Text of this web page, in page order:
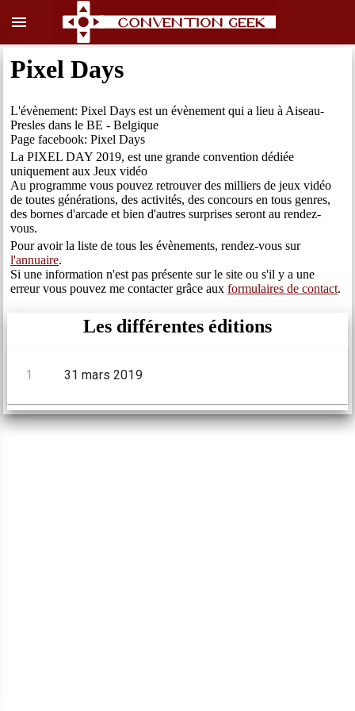
menu
Pixel Days
L'évènement: Pixel Days est un évènement qui a lieu à Aiseau-
Presles dans le BE - Belgique
Page facebook: Pixel Days
La PIXEL DAY 2019, est une grande convention dédiée
uniquement aux Jeux vidéo
Au programme vous pouvez retrouver des milliers de jeux vidéo
de toutes générations, des activités, des concours en tous genres,
des bornes d'arcade et bien d'autres surprises seront au rendez-
vous.
Pour avoir la liste de tous les évènements, rendez-vous sur
l'annuaire.
Si une information n'est pas présente sur le site ou s'il y a une
erreur vous pouvez me contacter grâce auxformulaires de contact.
Les différentes éditions
1 31 mars 2019